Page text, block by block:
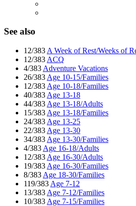
See also
12/383 A Week of Rest/Weeks of
12/383 ACQ
4/383 Adventure Vacations
26/383 Age 10-15/Families
12/383 Age 10-18/Families
40/383 Age 13-18
44/383 Age 13-18/Adults
15/383 Age 13-18/Families
24/383 Age 13-25
22/383 Age 13-30
34/383 Age 13-30/Families
4/383 Age 16-18/Adults
12/383 Age 16-30/Adults
19/383 Age 16-30/Families
8/383 Age 18-30/Families
119/383 Age 7-12
13/383 Age 7-12/Families
10/383 Age 7-15/Families